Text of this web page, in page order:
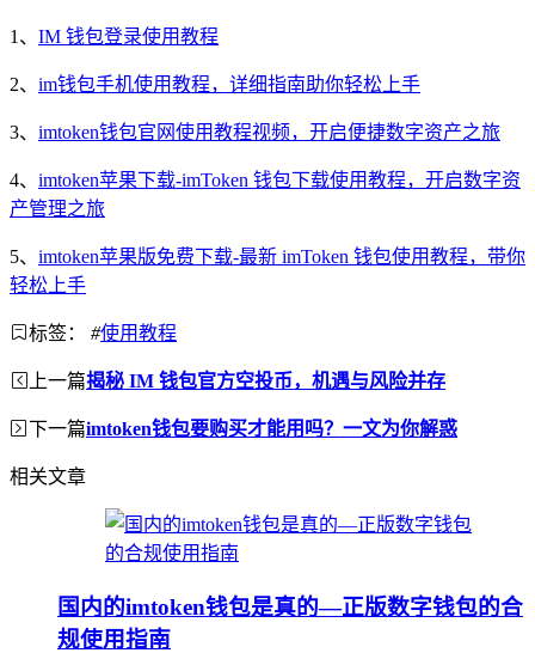
1、 IM 钱包登录使用教程
2、 im钱包手机使用教程，详细指南助你轻松上手
3、 imtoken钱包官网使用教程视频，开启便捷数字资产之旅
4、 imtoken苹果下载-imToken 钱包下载使用教程，开启数字资
产管理之旅
5、 imtoken苹果版免费下载-最新 imToken 钱包使用教程，带你
轻松上手
标签： #使用教程
上一篇揭秘 IM 钱包官方空投币，机遇与风险并存
下一篇imtoken钱包要购买才能用吗？一文为你解惑
相关文章
国内的imtoken钱包是真的—正版数字钱包的合
规使用指南